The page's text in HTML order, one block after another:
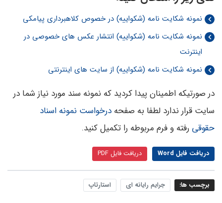
نمونه شکایت نامه (شکواییه) در خصوص کلاهبرداری پیامکی
نمونه شکایت نامه (شکواییه) انتشار عکس های خصوصی در
اینترنت
نمونه شکایت نامه (شکواییه) از سایت­ های اینترنتی
در صورتیکه اطمینان پیدا کردید که نمونه سند مورد نیاز شما در
سایت قرار ندارد لطفا به صفحه درخواست نمونه اسناد
حقوقی رفته و فرم مربوطه را تکمیل کنید.
دریافت فایل Word دریافت فایل PDF
برچسب ها: جرایم رایانه ای استارتاپ